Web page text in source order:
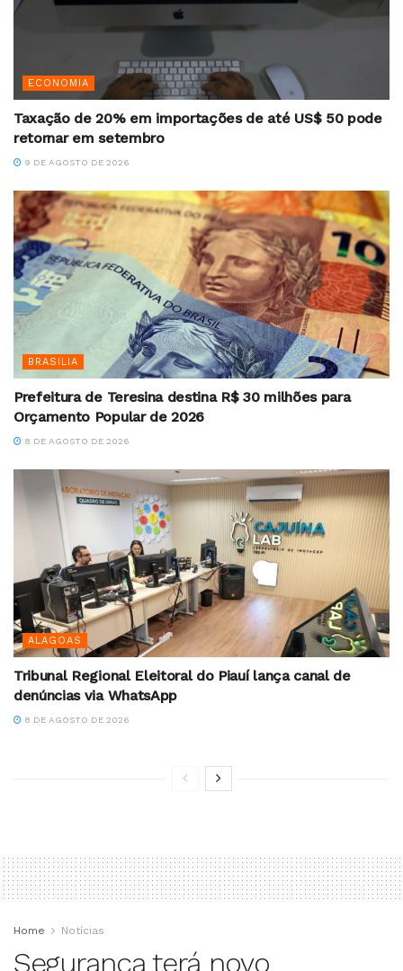
ECONOMIA
Taxação de 20% em importações de até US$ 50 pode
retornar em setembro
9 DE AGOSTO DE 2026
BRASILIA
Prefeitura de Teresina destina R$ 30 milhões para
Orçamento Popular de 2026
8 DE AGOSTO DE 2026
ALAGOAS
Tribunal Regional Eleitoral do Piauí lança canal de
denúncias via WhatsApp
8 DE AGOSTO DE 2026
Home Notícias
Segurança terá novo